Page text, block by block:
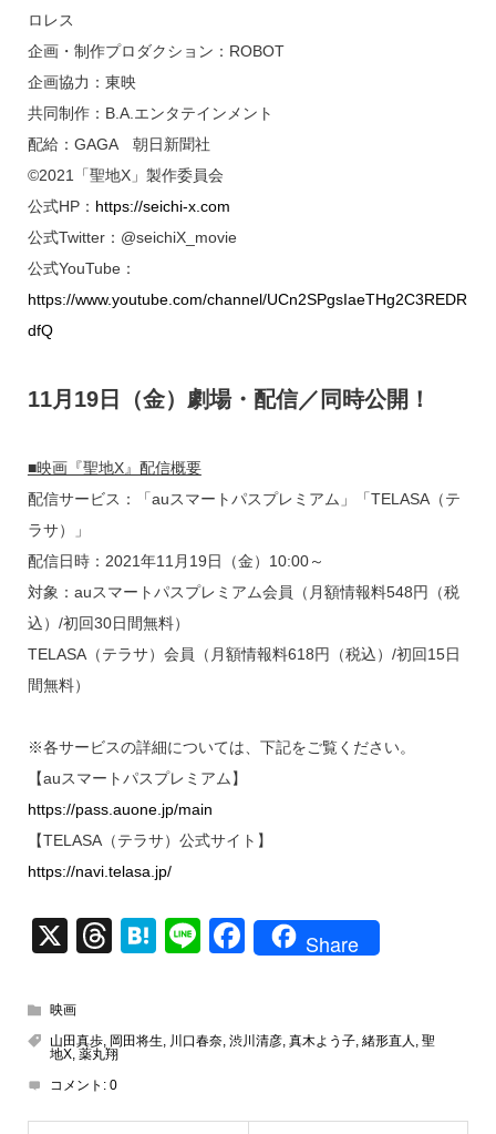
ロレス
企画・制作プロダクション：ROBOT
企画協力：東映
共同制作：B.A.エンタテインメント
配給：GAGA 朝日新聞社
©2021「聖地X」製作委員会
公式HP： https://seichi-x.com
公式Twitter：@seichiX_movie
公式YouTube：
https://www.youtube.com/channel/UCn2SPgsIaeTHg2C3REDR
dfQ
11月19日（金）劇場・配信／同時公開！
■映画『聖地X』配信概要
配信サービス：「auスマートパスプレミアム」「TELASA（テ
ラサ）」
配信日時：2021年11月19日（金）10:00～
対象：auスマートパスプレミアム会員（月額情報料548円（税
込）/初回30日間無料）
TELASA（テラサ）会員（月額情報料618円（税込）/初回15日
間無料）
※各サービスの詳細については、下記をご覧ください。
【auスマートパスプレミアム】
https://pass.auone.jp/main
【TELASA（テラサ）公式サイト】
https://navi.telasa.jp/
X
T
a
d
s
H
n
Li
F
e
o
Share
映画
山田真歩, 岡田将生 川口春奈, 渋川清彦, 真木よう子, 緒形直人
聖
地X, 薬丸翔
コメント: 0